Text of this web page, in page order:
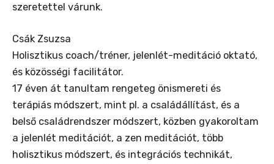
szeretettel várunk.
Csák Zsuzsa
Holisztikus coach/tréner, jelenlét-meditáció oktató,
és közösségi facilitátor.
17 éven át tanultam rengeteg önismereti és
terápiás módszert, mint pl. a családállítást, és a
belső családrendszer módszert, közben gyakoroltam
a jelenlét meditációt, a zen meditációt, több
holisztikus módszert, és integrációs technikát,